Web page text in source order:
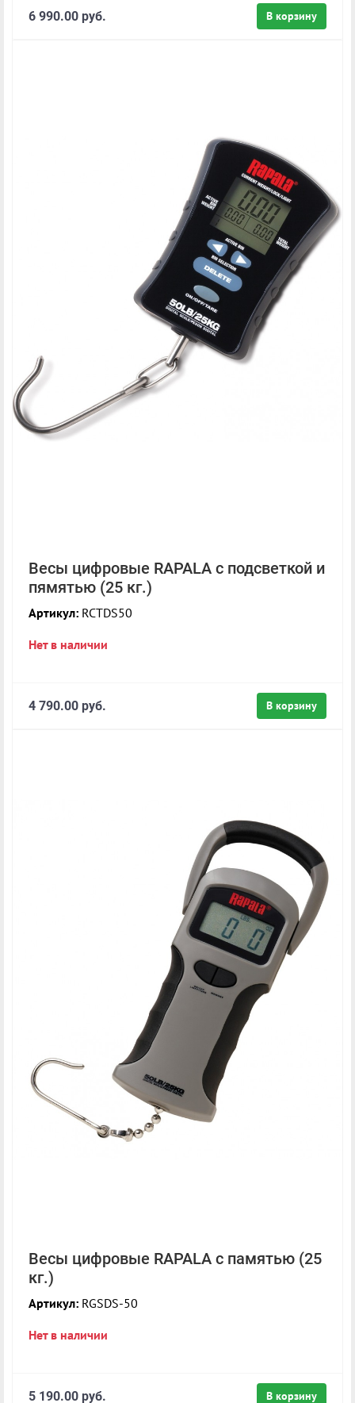
В корзину
6 990.00 руб.
Весы цифровые RAPALA с подсветкой и
пямятью (25 кг.)
Артикул: RCTDS50
Нет в наличии
В корзину
4 790.00 руб.
Весы цифровые RAPALA с памятью (25
кг.)
Артикул: RGSDS-50
Нет в наличии
В корзину
5 190.00 руб.